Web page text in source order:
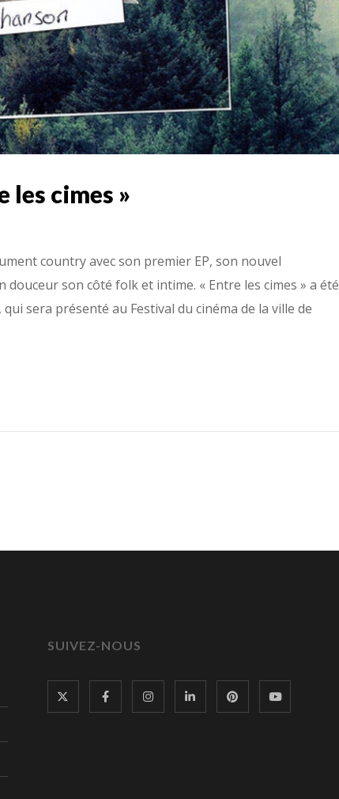
les cimes »
country avec son premier EP, son nouvel
son côté folk et intime. « Entre les cimes » a été
sera présenté au Festival du cinéma de la ville de
SUIVEZ-NOUS